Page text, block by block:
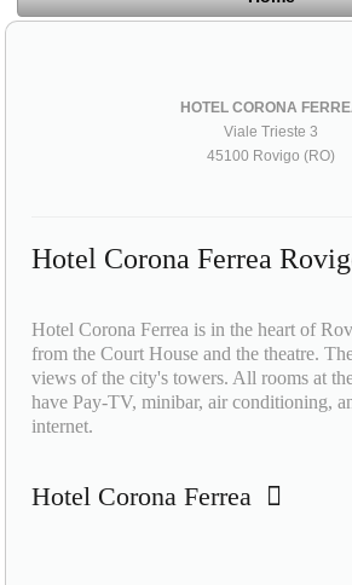
HOTEL CORONA
Viale Trieste 3
45100 Rovigo (RO)
Hotel Corona Ferrea
Hotel Corona Ferrea is in the heart of
from the Court House and the theatre.
views of the city's towers. All rooms at
have Pay-TV, minibar, air conditioning,
internet.
Hotel Corona Ferrea